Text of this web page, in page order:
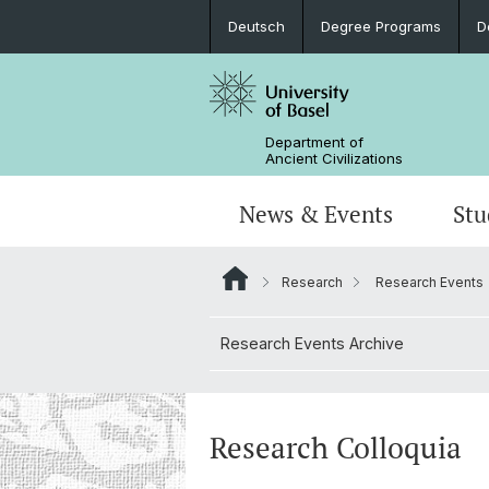
Deutsch Degree Programs
Department of
Ancient Civilizations
News & Events
News
Publications
Prospective Students
Courses
Doctoral Program
Research Events
Collegium Beatus Rhenanus (CBR)
Board & Organization
Library
Egyptology
Latin Philology
Research Research Events
Research Events Archive
Research Colloquia